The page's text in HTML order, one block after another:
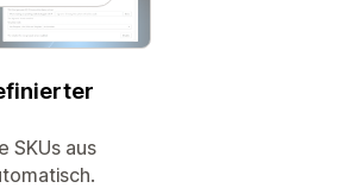
SKUs aus